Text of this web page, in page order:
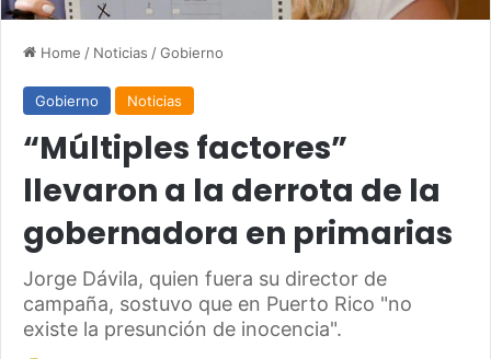
Home / Noticias /Gobierno
Gobierno Noticias
“Múltiples factores”
llevaron a la derrota de la
gobernadora en primarias
Jorge Dávila, quien fuera su director de
campaña, sostuvo que en Puerto Rico "no
existe la presunción de inocencia".